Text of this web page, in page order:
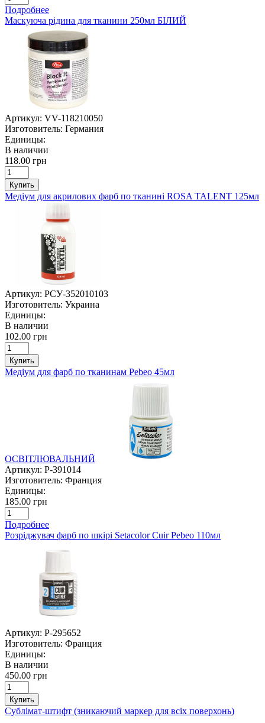
Подробнее
Маскуюча рідина для тканини 250мл БІЛИЙ
Артикул: VV-118210050
Изготовитель: Германия
Единицы:
В наличии
118.00 грн
Купить
Медіум для акрилових фарб по тканині ROSA TALENT 125мл
Артикул: РСУ-352010103
Изготовитель: Украина
Единицы:
В наличии
102.00 грн
Купить
Медіум для фарб по тканинам Pebeo 45мл
ОСВІТЛЮВАЛЬНИЙ
Артикул: P-391014
Изготовитель: Франция
Единицы:
185.00 грн
Подробнее
Розріджувач фарб по шкірі Setacolor Cuir Pebeo 110мл
Артикул: P-295652
Изготовитель: Франция
Единицы:
В наличии
450.00 грн
Купить
Сублімат-штифт (зникаючий маркер для всіх поверхонь)